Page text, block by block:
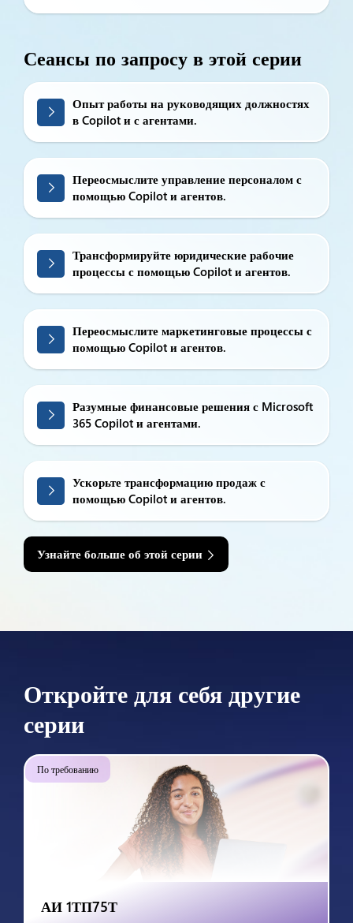
Сеансы по запросу в этой серии
Опыт работы на руководящих должностях
в Copilot и с агентами.
Переосмыслите управление персоналом с
помощью Copilot и агентов.
Трансформируйте юридические рабочие
процессы с помощью Copilot и агентов.
Переосмыслите маркетинговые процессы с
помощью Copilot и агентов.
Разумные финансовые решения с Microsoft
365 Copilot и агентами.
Ускорьте трансформацию продаж с
помощью Copilot и агентов.
Узнайте больше об этой серии
Откройте для себя другие
серии
По требованию
АИ 1ТП75Т